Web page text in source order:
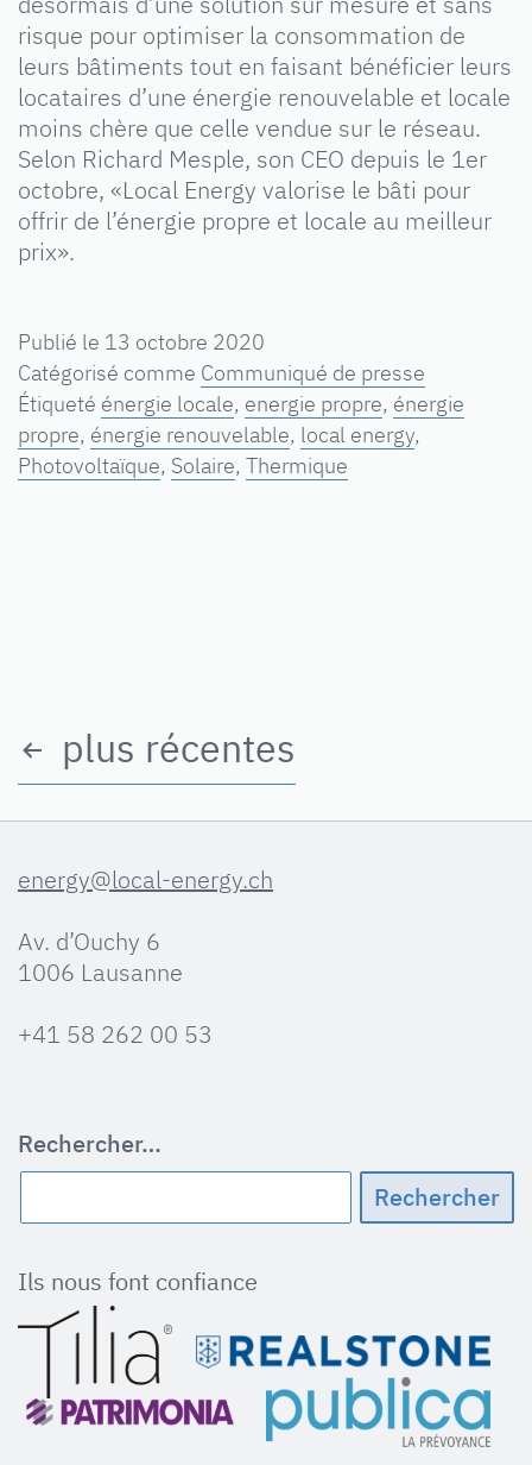
risque pour optimiser la consommation de
leurs bâtiments tout en faisant bénéficier leurs
locataires d’une énergie renouvelable et locale
moins chère que celle vendue sur le réseau.
Selon Richard Mesple, son CEO depuis le 1er
octobre, «Local Energy valorise le bâti pour
offrir de l’énergie propre et locale au meilleur
prix».
Publié le 13 octobre 2020
Catégorisé comme Communiqué de presse
Étiqueté énergie locale, energie propre, énergie
propre, énergie renouvelable, local energy,
Photovoltaïque, Solaire, Thermique
Pagination
des
publications
plus récentes
energy@local-energy.ch
Av. d’Ouchy 6
1006 Lausanne
+41 58 262 00 53
Rechercher…
Ils nous font confiance